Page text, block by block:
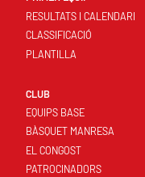
RESULTATS I CALENDARI
CLASSIFICACIÓ
PLANTILLA
CLUB
EQUIPS BASE
BÀSQUET MANRESA
EL CONGOST
PATROCINADORS